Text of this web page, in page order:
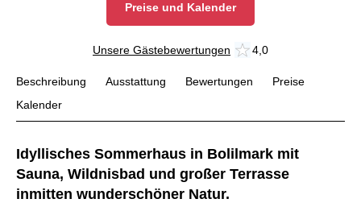
Preise und Kalender
Unsere Gästebewertungen 4,0
Beschreibung Ausstattung Bewertungen
Preise
Kalender
Idyllisches Sommerhaus in Bolilmark mit
Sauna, Wildnisbad und großer Terrasse
inmitten wunderschöner Natur.